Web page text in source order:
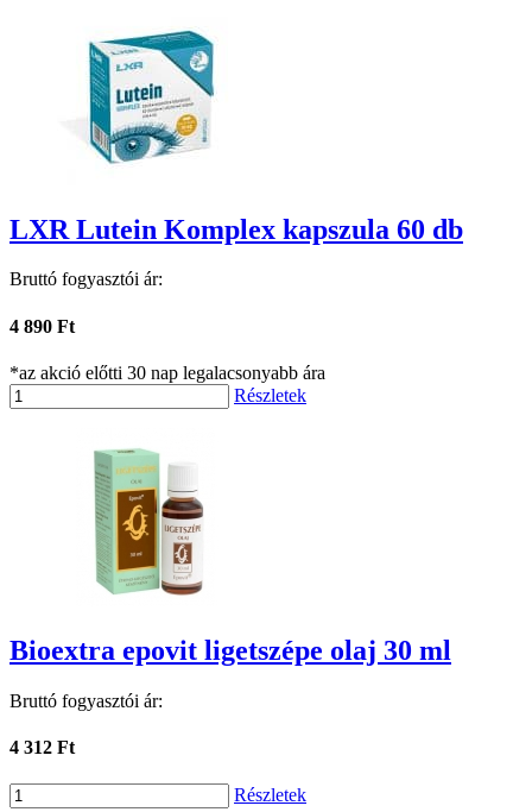
LXR Lutein Komplex kapszula 60 db
Bruttó fogyasztói ár:
4 890 Ft
*az akció előtti 30 nap legalacsonyabb ára
Részletek
Bioextra epovit ligetszépe olaj 30 ml
Bruttó fogyasztói ár:
4 312 Ft
Részletek